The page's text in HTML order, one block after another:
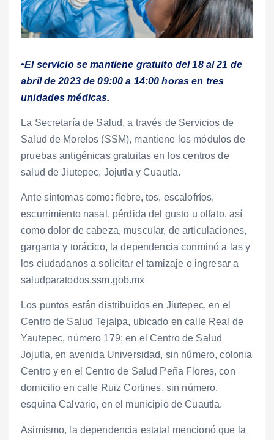
•El servicio se mantiene gratuito del 18 al 21 de
abril de 2023 de 09:00 a 14:00 horas en tres
unidades médicas.
La Secretaría de Salud, a través de Servicios de
Salud de Morelos (SSM), mantiene los módulos de
pruebas antigénicas gratuitas en los centros de
salud de Jiutepec, Jojutla y Cuautla.
Ante síntomas como: fiebre, tos, escalofríos,
escurrimiento nasal, pérdida del gusto u olfato, así
como dolor de cabeza, muscular, de articulaciones,
garganta y torácico, la dependencia conminó a las y
los ciudadanos a solicitar el tamizaje o ingresar a
saludparatodos.ssm.gob.mx
Los puntos están distribuidos en Jiutepec, en el
Centro de Salud Tejalpa, ubicado en calle Real de
Yautepec, número 179; en el Centro de Salud
Jojutla, en avenida Universidad, sin número, colonia
Centro y en el Centro de Salud Peña Flores, con
domicilio en calle Ruiz Cortines, sin número,
esquina Calvario, en el municipio de Cuautla.
Asimismo, la dependencia estatal mencionó que la